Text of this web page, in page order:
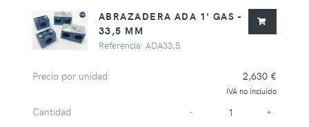
ABRAZADERA ADA 1' GAS -
33,5 MM
Referencia: ADA33,5
Precio por unidad 2,630 €
IVA no incluido
Cantidad - +